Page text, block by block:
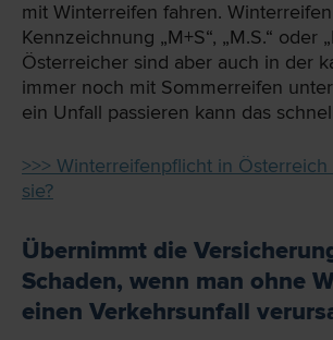
mit Winterreifen fahren.
Kennzeichnung „M+S“, „M.S.“ oder
Österreicher sind aber auch in der
immer noch mit Sommerreifen
ein Unfall passieren kann das
>>> Winterreifenpflicht in
sie?
Übernimmt die
Schaden, wenn man ohne
einen Verkehrsunfall